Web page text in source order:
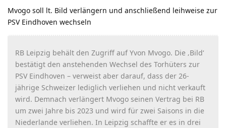
Mvogo soll lt. Bild verlängern und anschließend leihweise zur
PSV Eindhoven wechseln
RB Leipzig behält den Zugriff auf Yvon Mvogo. Die ‚Bild‘
bestätigt den anstehenden Wechsel des Torhüters zur
PSV Eindhoven – verweist aber darauf, dass der 26-
jährige Schweizer lediglich verliehen und nicht verkauft
wird. Demnach verlängert Mvogo seinen Vertrag bei RB
um zwei Jahre bis 2023 und wird für zwei Saisons in die
Niederlande verliehen. In Leipzig schaffte er es in drei